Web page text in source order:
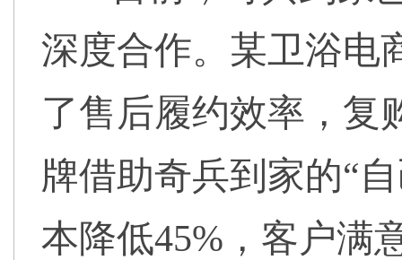
深度合作。某卫浴电
了售后履约效率，复
牌借助奇兵到家的“
本降低45%，客户满